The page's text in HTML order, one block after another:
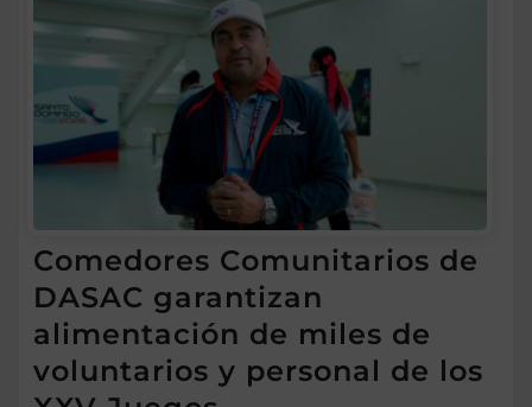
Comedores Comunitarios de
DASAC garantizan
alimentación de miles de
voluntarios y personal de los